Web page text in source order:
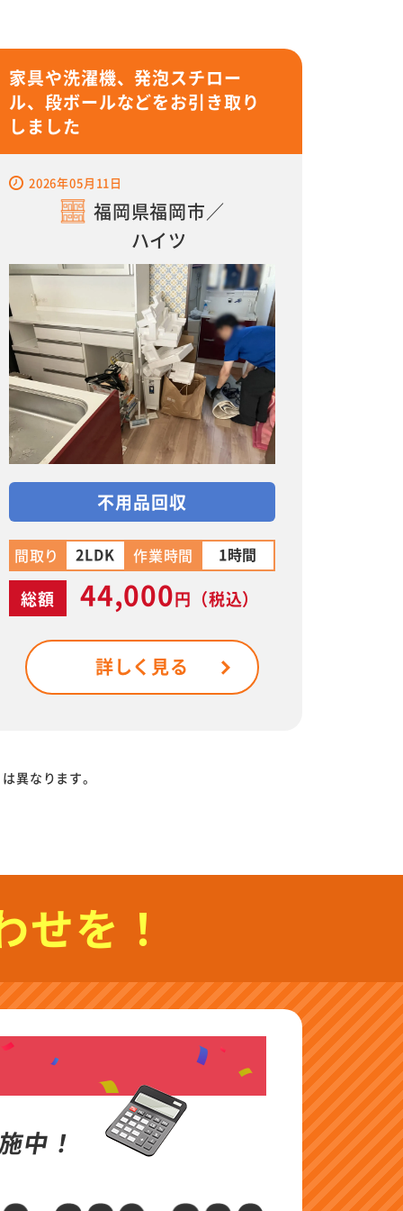
家具や洗濯機、発泡スチロー
ル、段ボールなどをお引き取り
しました
2026年05月11日
福岡県福岡市／
ハイツ
不用品回収
間取り 2LDK 作業時間 1時間
総額 44,000円 （税込）
詳しく見る
異なります。
せを！
中！